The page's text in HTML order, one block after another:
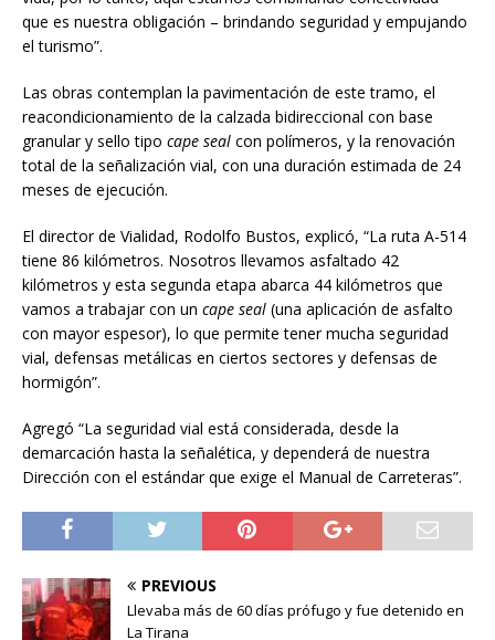
que es nuestra obligación – brindando seguridad y empujando
el turismo”.
Las obras contemplan la pavimentación de este tramo, el
reacondicionamiento de la calzada bidireccional con base
granular y sello tipo cape seal con polímeros, y la renovación
total de la señalización vial, con una duración estimada de 24
meses de ejecución.
El director de Vialidad, Rodolfo Bustos, explicó, “La ruta A-514
tiene 86 kilómetros. Nosotros llevamos asfaltado 42
kilómetros y esta segunda etapa abarca 44 kilómetros que
vamos a trabajar con un cape seal (una aplicación de asfalto
con mayor espesor), lo que permite tener mucha seguridad
vial, defensas metálicas en ciertos sectores y defensas de
hormigón”.
Agregó “La seguridad vial está considerada, desde la
demarcación hasta la señalética, y dependerá de nuestra
Dirección con el estándar que exige el Manual de Carreteras”.
PREVIOUS
Llevaba más de 60 días prófugo y fue detenido en
La Tirana